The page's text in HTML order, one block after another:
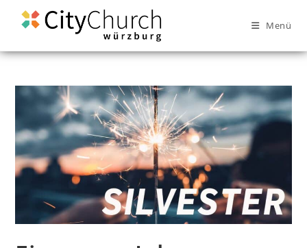
Menü